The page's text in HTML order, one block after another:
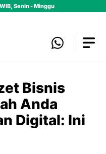
Senin - Minggu
Bisnis
Anda
Digital: Ini